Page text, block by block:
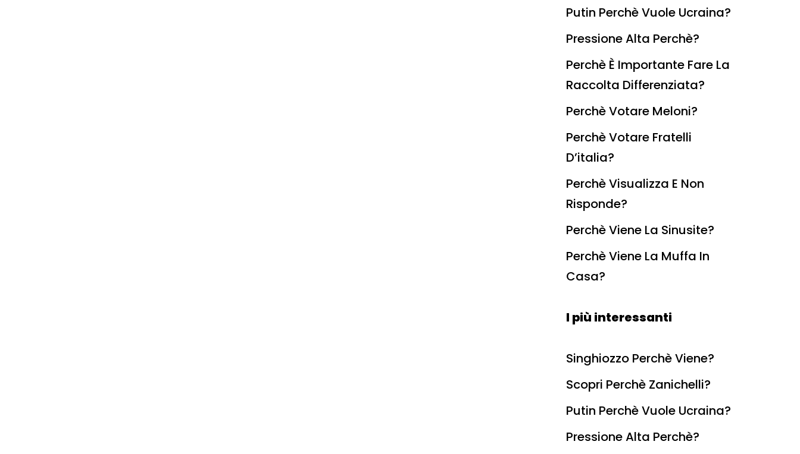
Putin Perchè Vuole Ucraina?
Pressione Alta Perchè?
Perchè È Importante Fare La
Raccolta Differenziata?
Perchè Votare Meloni?
Perchè Votare Fratelli
D’italia?
Perchè Visualizza E Non
Risponde?
Perchè Viene La Sinusite?
Perchè Viene La Muffa In
Casa?
I più interessanti
Singhiozzo Perchè Viene?
Scopri Perchè Zanichelli?
Putin Perchè Vuole Ucraina?
Pressione Alta Perchè?